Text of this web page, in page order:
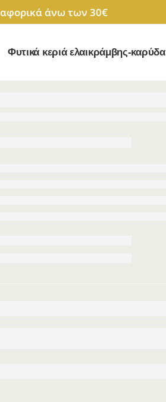
άνω των 30€
Φυτικά κεριά ελαικράμβης-καρύδα